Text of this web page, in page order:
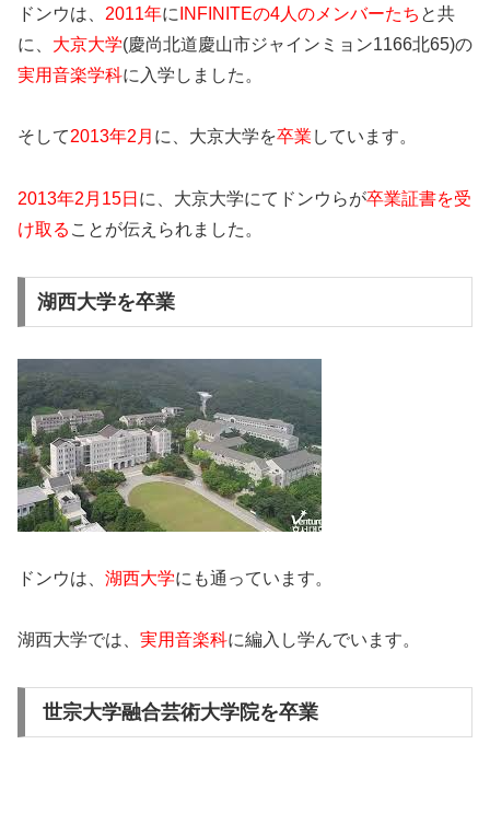
ドンウは、 2011年に INFINITEの4人のメンバーたち と共
に、 大京大学(慶尚北道慶山市ジャインミョン1166北65)の
実用音楽学科に入学しました。
そして2013年2月 に、大京大学を卒業 しています。
2013年2月15日 に、大京大学にてドンウらが卒業証書を受
け取る ことが伝えられました。
湖西大学を卒業
ドンウは、 湖西大学にも通っています。
湖西大学では、 実用音楽科に編入し学んでいます。
世宗大学融合芸術大学院を卒業